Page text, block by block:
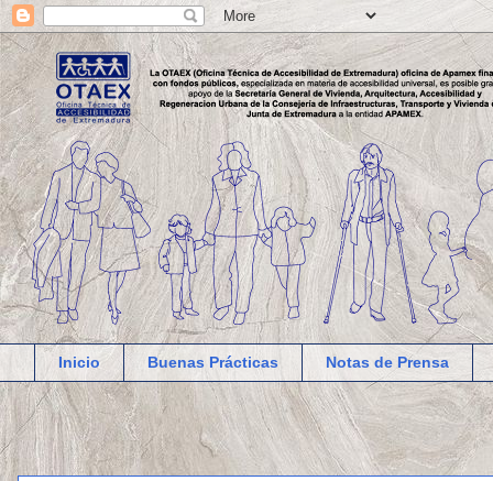
Inicio Buenas Prácticas Notas de Prensa